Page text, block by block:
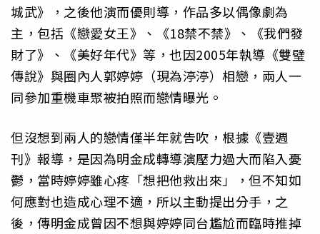
城武》，之後他演而優則導，作品多以偶像劇為
主，包括《戀愛女王》、《18禁不禁》、《我們發
財了》、《美好年代》等，也因2005年執導《雙璧
傳說》與圈內人郭婷婷（現為渟渟）相戀，兩人一
同參加重機車聚被拍照而戀情曝光。
但沒想到兩人的戀情僅半年就告吹，根據《壹週
刊》報導，是因為明金成轉導演壓力過大而陷入憂
鬱，當時婷婷雖心疼「想把他救出來」，但不知如
何應對也造成心理不適，所以主動提出分手，之
後，傳明金成曾因不想與婷婷同台尷尬而臨時推掉